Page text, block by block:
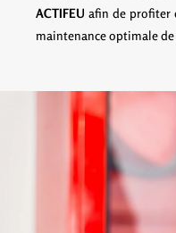
ACTIFEU afin de profiter
maintenance optimale